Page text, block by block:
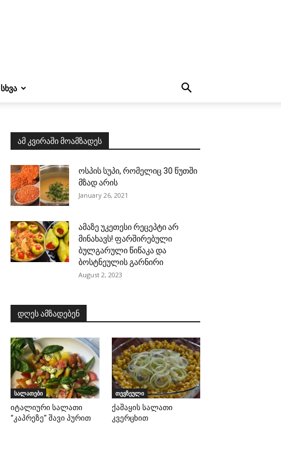
ᲡᲮᲕᲐ
ამ კვირაში მოამზადეს
ოსპის სუპი, რომელიც 30 წუთში
მზად არის
January 26, 2021
ამაზე უკეთესი რეცეპტი არ
მინახავს! ფარშირებული
ბულგარული წიწაკა და
ბოსტნეულის გარნირი
August 2, 2023
დღეს ამზადებენ
სალათები
იტალიური სალათი
“კაპრეზე” შავი პურით
თევზეული
ქაშაყის სალათი
კვერცხით